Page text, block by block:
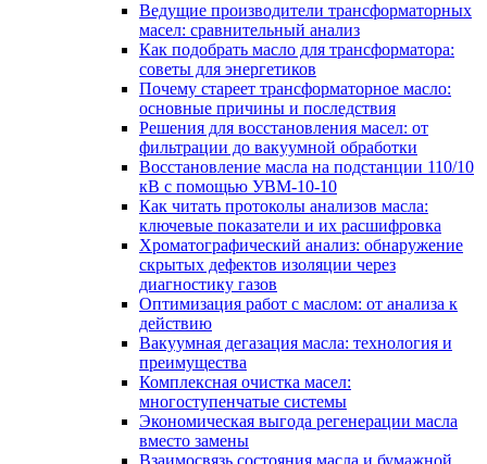
Ведущие производители трансформаторных
масел: сравнительный анализ
Как подобрать масло для трансформатора:
советы для энергетиков
Почему стареет трансформаторное масло:
основные причины и последствия
Решения для восстановления масел: от
фильтрации до вакуумной обработки
Восстановление масла на подстанции 110/10
кВ с помощью УВМ-10-10
Как читать протоколы анализов масла:
ключевые показатели и их расшифровка
Хроматографический анализ: обнаружение
скрытых дефектов изоляции через
диагностику газов
Оптимизация работ с маслом: от анализа к
действию
Вакуумная дегазация масла: технология и
преимущества
Комплексная очистка масел:
многоступенчатые системы
Экономическая выгода регенерации масла
вместо замены
Взаимосвязь состояния масла и бумажной